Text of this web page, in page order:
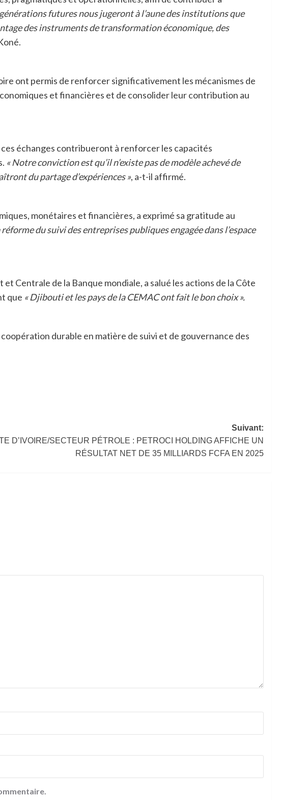
générations futures nous jugeront à l’aune des institutions que
des instruments de transformation économique, des
ont permis de renforcer significativement les mécanismes de
et financières et de consolider leur contribution au
échanges contribueront à renforcer les capacités
« Notre conviction est qu’il n’existe pas de modèle achevé de
du partage d’expériences », a-t-il affirmé.
monétaires et financières, a exprimé sa gratitude au
du suivi des entreprises publiques engagée dans l’espace
Centrale de la Banque mondiale, a salué les actions de la Côte
que « Djibouti et les pays de la CEMAC ont fait le bon choix ».
durable en matière de suivi et de gouvernance des
Suivant:
D’IVOIRE/SECTEUR PÉTROLE : PETROCI HOLDING AFFICHE UN
RÉSULTAT NET DE 35 MILLIARDS FCFA EN 2025